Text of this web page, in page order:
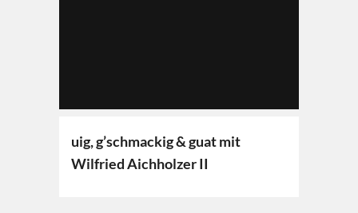
uig, g’schmackig & guat mit
Wilfried Aichholzer II